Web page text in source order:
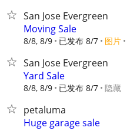
San Jose Evergreen
Moving Sale
8/8, 8/9 已发布 8/7 图片
San Jose Evergreen
Yard Sale
8/8, 8/9 已发布 8/7 隐藏
petaluma
Huge garage sale